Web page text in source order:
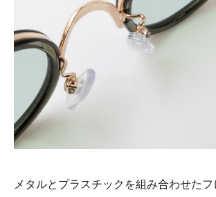
メタルとプラスチックを組み合わせたフ